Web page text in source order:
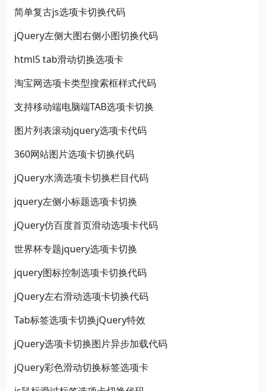
简单复古js选项卡切换代码
jQuery左侧大图右侧小图切换代码
html5 tab滑动切换选项卡
淘宝网选项卡类型搜索框样式代码
支持移动端电脑端TAB选项卡切换
图片列表滚动jquery选项卡代码
360网站图片选项卡切换代码
jQuery水滴选项卡切换栏目代码
jquery左侧小标题选项卡切换
jQuery仿百度首页滑动选项卡代码
世界杯专题jquery选项卡切换
jquery图标控制选项卡切换代码
jQuery左右滑动选项卡切换代码
Tab标签选项卡切换jQuery特效
jQuery选项卡切换图片异步加载代码
jQuery彩色滑动切换标签选项卡